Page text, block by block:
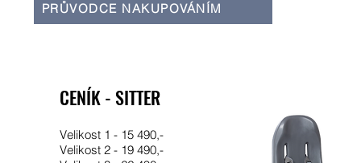
PRŮVODCE NAKUPOVÁNÍM
CENÍK - SITTER
Velikost 1 - 15 490,-
Velikost 2 - 19 490,-